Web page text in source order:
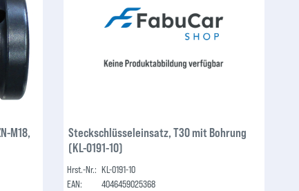
M18,
Steckschlüsseleinsatz, T30 mit Bohrung
(KL-0191-10)
Hrst.-Nr.: KL-0191-10
EAN:
4046459025368